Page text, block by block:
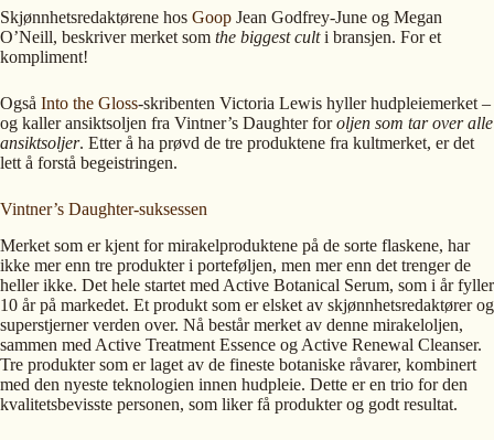
Skjønnhetsredaktørene hos Goop Jean Godfrey-June og Megan
O’Neill, beskriver merket som the biggest culti bransjen. For et
kompliment!
Også Into the Gloss-skribenten Victoria Lewis hyller hudpleiemerket –
og kaller ansiktsoljen fra Vintner’s Daughter foroljen som tar over alle
ansiktsoljer. Etter å ha prøvd de tre produktene fra kultmerket, er det
lett å forstå begeistringen.
Vintner’s Daughter-suksessen
Merket som er kjent for mirakelproduktene på de sorte flaskene, har
ikke mer enn tre produkter i porteføljen, men mer enn det trenger de
heller ikke. Det hele startet med Active Botanical Serum, som i år fyller
10 år på markedet. Et produkt som er elsket av skjønnhetsredaktører og
superstjerner verden over. Nå består merket av denne mirakeloljen,
sammen med Active Treatment Essence og Active Renewal Cleanser.
Tre produkter som er laget av de fineste botaniske råvarer, kombinert
med den nyeste teknologien innen hudpleie. Dette er en trio for den
kvalitetsbevisste personen, som liker få produkter og godt resultat.